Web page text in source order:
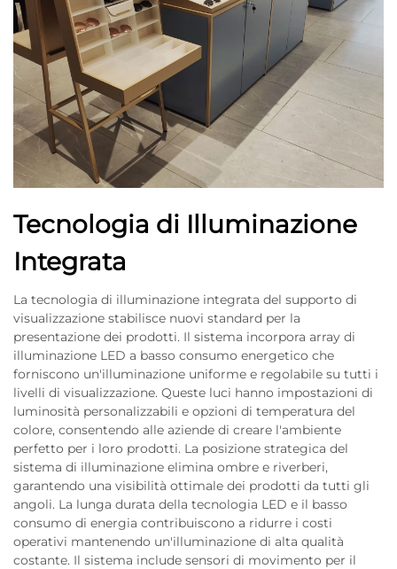
Tecnologia di Illuminazione
Integrata
La tecnologia di illuminazione integrata del supporto di
visualizzazione stabilisce nuovi standard per la
presentazione dei prodotti. Il sistema incorpora array di
illuminazione LED a basso consumo energetico che
forniscono un'illuminazione uniforme e regolabile su tutti i
livelli di visualizzazione. Queste luci hanno impostazioni di
luminosità personalizzabili e opzioni di temperatura del
colore, consentendo alle aziende di creare l'ambiente
perfetto per i loro prodotti. La posizione strategica del
sistema di illuminazione elimina ombre e riverberi,
garantendo una visibilità ottimale dei prodotti da tutti gli
angoli. La lunga durata della tecnologia LED e il basso
consumo di energia contribuiscono a ridurre i costi
operativi mantenendo un'illuminazione di alta qualità
costante. Il sistema include sensori di movimento per il